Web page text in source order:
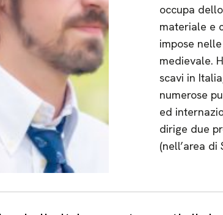
occupa
materiale e
impose
medievale.
scavi in
numerose
ed
dirige due
(nell’area di